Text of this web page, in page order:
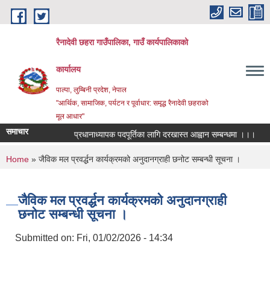
Skip to main content
रैनादेवी छहरा गाउँपालिका, गाउँ कार्यपालिकाको
कार्यालय
पाल्पा, लुम्बिनी प्रदेश, नेपाल
"आर्थिक, सामाजिक, पर्यटन र पूर्वाधार: समृद्ध रैनादेवी छहराको
मूल आधार"
समाचार प्रधानाध्यापक पदपूर्तिका लागि दरखास्त आह्वान सम्बन्धमा ।।।
You are here
Home » जैविक मल प्रवर्द्धन कार्यक्रमको अनुदानग्राही छनोट सम्बन्धी सूचना ।
जैविक मल प्रवर्द्धन कार्यक्रमको अनुदानग्राही
छनोट सम्बन्धी सूचना ।
Submitted on: Fri, 01/02/2026 - 14:34